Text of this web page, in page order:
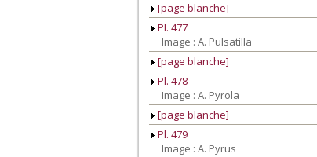
[page blanche]
Pl. 477
Image : A. Pulsatilla
[page blanche]
Pl. 478
Image : A. Pyrola
[page blanche]
Pl. 479
Image : A. Pyrus